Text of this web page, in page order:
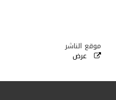
موقع الناشر
عرض